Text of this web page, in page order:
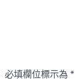
必填欄位標示為*